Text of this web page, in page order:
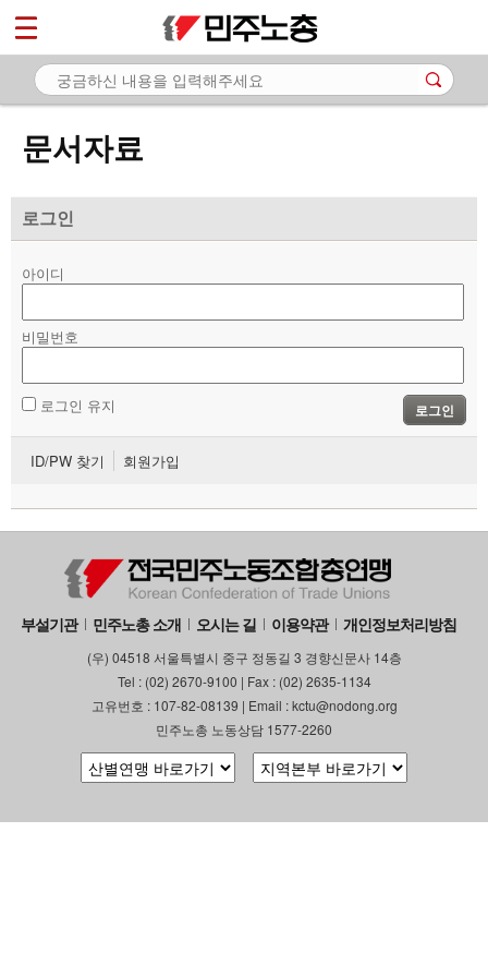
문서자료
로그인
아이디
비밀번호
로그인 유지 로그인
ID/PW 찾기 회원가입
부설기관 민주노총 소개 오시는 길 이용약관 개인정보처리방침
(우) 04518 서울특별시 중구 정동길 3 경향신문사 14층
Tel : (02) 2670-9100 | Fax : (02) 2635-1134
고유번호 : 107-82-08139 | Email : kctu@nodong.org
민주노총 노동상담 1577-2260
마이페이지
소개
노동상담
자료
- 미디어자료
- 카드뉴스
부설기관